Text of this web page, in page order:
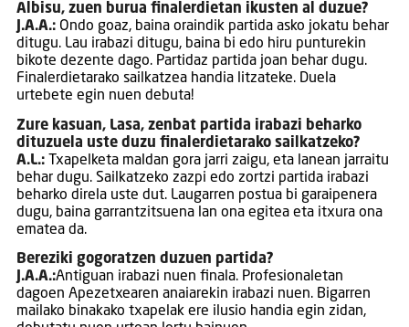
Albisu, zuen burua finalerdietan ikusten al duzue?
J.A.A.: Ondo goaz, baina oraindik partida asko jokatu behar
ditugu. Lau irabazi ditugu, baina bi edo hiru punturekin
bikote dezente dago. Partidaz partida joan behar dugu.
Finalerdietarako sailkatzea handia litzateke. Duela
urtebete egin nuen debuta!
Zure kasuan, Lasa, zenbat partida irabazi beharko
dituzuela uste duzu finalerdietarako sailkatzeko?
A.L.:Txapelketa maldan gora jarri zaigu, eta lanean jarraitu
behar dugu. Sailkatzeko zazpi edo zortzi partida irabazi
beharko direla uste dut. Laugarren postua bi garaipenera
dugu, baina garrantzitsuena lan ona egitea eta itxura ona
ematea da.
Bereziki gogoratzen duzuen partida?
J.A.A.:Antiguan irabazi nuen finala. Profesionaletan
dagoen Apezetxearen anaiarekin irabazi nuen. Bigarren
mailako binakako txapelak ere ilusio handia egin zidan,